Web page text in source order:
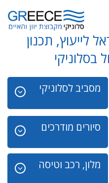
לייעוץ, תכנון
בסלוניקי
מסביב לסלוניקי
סיורים מודרכים
מלון, רכב וטיסה